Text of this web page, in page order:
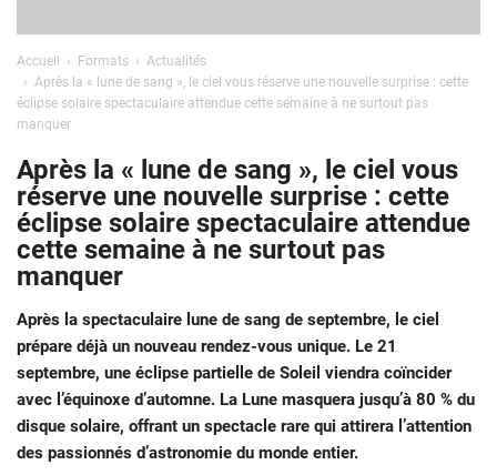
Accueil Formats
Actualités
Après la « lune de sang », le ciel vous réserve une nouvelle surprise : cette
éclipse solaire spectaculaire attendue cette semaine à ne surtout pas
manquer
Après la « lune de sang », le ciel vous
réserve une nouvelle surprise : cette
éclipse solaire spectaculaire attendue
cette semaine à ne surtout pas
manquer
Après la spectaculaire lune de sang de septembre, le ciel
prépare déjà un nouveau rendez-vous unique. Le 21
septembre, une éclipse partielle de Soleil viendra coïncider
avec l’équinoxe d’automne. La Lune masquera jusqu’à 80 % du
disque solaire, offrant un spectacle rare qui attirera l’attention
des passionnés d’astronomie du monde entier.